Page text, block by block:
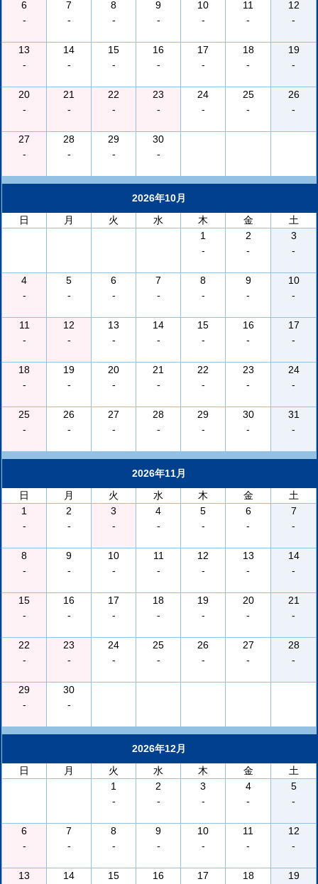
6
-
7
-
8
-
9
-
10
-
11
-
12
-
13
-
14
-
15
-
16
-
17
-
18
-
19
-
20
-
21
-
22
-
23
-
24
-
25
-
26
-
27
-
28
-
29
-
30
-
2026年10月
日
月 火 水 木 金
土
1
-
2
-
3
-
4
-
5
-
6
-
7
-
8
-
9
-
10
-
11
-
12
-
13
-
14
-
15
-
16
-
17
-
18
-
19
-
20
-
21
-
22
-
23
-
24
-
25
-
26
-
27
-
28
-
29
-
30
-
31
-
2026年11月
日
月 火 水 木 金
土
1
-
2
-
3
-
4
-
5
-
6
-
7
-
8
-
9
-
10
-
11
-
12
-
13
-
14
-
15
-
16
-
17
-
18
-
19
-
20
-
21
-
22
-
23
-
24
-
25
-
26
-
27
-
28
-
29
-
30
-
2026年12月
日
月 火 水 木 金
土
1
-
2
-
3
-
4
-
5
-
6
-
7
-
8
-
9
-
10
-
11
-
12
-
13
14
15
16
17
18
19